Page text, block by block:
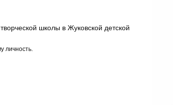
школы в Жуковской детской
личность.